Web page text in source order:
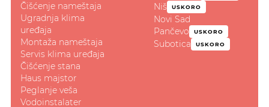
Čišćenje nameštaja
Ugradnja klima
uređaja
Montaža nameštaja
Servis klima uređaja
Čišćenje stana
Haus majstor
Peglanje veša
Vodoinstalater
Niš USKORO
Novi Sad
Pančevo
USKORO
Subotica USKORO